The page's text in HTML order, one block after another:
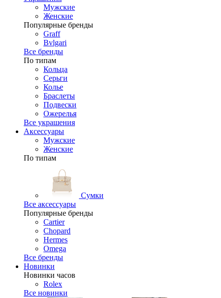
Мужские
Женские
Популярные бренды
Graff
Bvlgari
Все бренды
По типам
Кольца
Серьги
Колье
Браслеты
Подвески
Ожерелья
Все украшения
Аксессуары
Мужские
Женские
По типам
Сумки
Все аксессуары
Популярные бренды
Cartier
Chopard
Hermes
Omega
Все бренды
Новинки
Новинки часов
Rolex
Все новинки